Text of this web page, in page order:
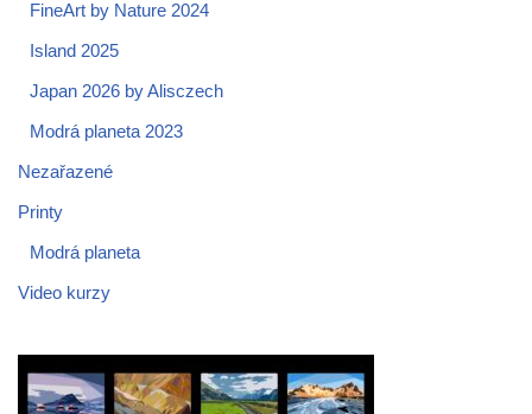
FineArt by Nature 2024
Island 2025
Japan 2026 by Alisczech
Modrá planeta 2023
Nezařazené
Printy
Modrá planeta
Video kurzy